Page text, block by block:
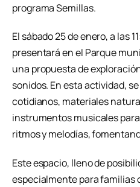
programa Semillas.
El sábado 25 de enero, a las
presentará en el Parque
una propuesta de
sonidos. En esta actividad,
cotidianos, materiales
instrumentos musicales
ritmos y melodías,
Este espacio, lleno de
especialmente para familias